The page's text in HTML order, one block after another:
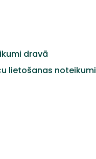
dravā
lietošanas noteikumi